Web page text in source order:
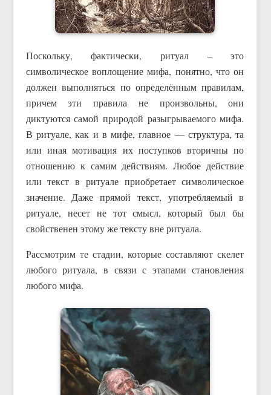
Поскольку, фактически, ритуал – это
символическое воплощение мифа, понятно, что он
должен выполняться по определённым правилам,
причем эти правила не произвольны, они
диктуются самой природой разыгрываемого мифа.
В ритуале, как и в мифе, главное — структура, та
или иная мотивация их поступков вторичны по
отношению к самим действиям. Любое действие
или текст в ритуале приобретает символическое
значение. Даже прямой текст, употребляемый в
ритуале, несет не тот смысл, который был бы
свойственен этому же тексту вне ритуала.
Рассмотрим те стадии, которые составляют скелет
любого ритуала, в связи с этапами становления
любого мифа.